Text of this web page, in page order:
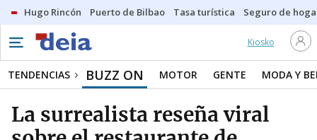
Hugo Rincón Puerto de Bilbao Tasa turística Seguro de
Kiosko
TENDENCIAS BUZZ ON MOTOR GENTE MODA Y
La surrealista reseña viral